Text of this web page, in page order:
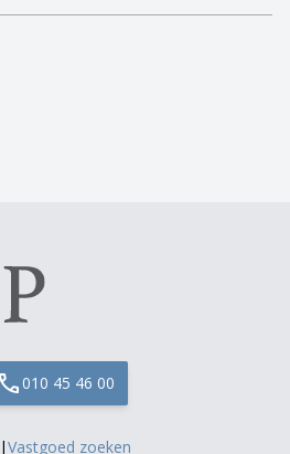
010 45 46 00
|Vastgoed zoeken